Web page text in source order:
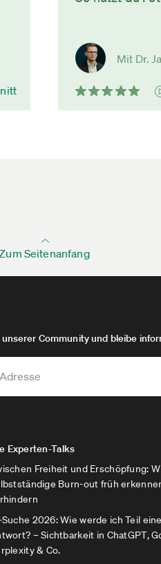
Mit Dr.
Seitenanfang
unserer Community und bleibe
Experten-Talks
Freiheit und Erschöpfung:
Burn-out früh
Suche 2026: Wie werde ich Teil
– Sichtbarkeit in ChatGPT,
& Co.